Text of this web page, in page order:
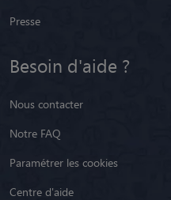
Presse
Besoin d'aide ?
Nous contacter
Notre FAQ
Paramétrer les cookies
Centre d'aide